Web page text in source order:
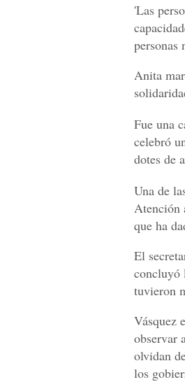
'Las
personas
Anita
Fue una
celebró
dotes de
Una de
Atención
que ha
El
concluyó
tuvieron
Vásquez
observar
olvidan
los